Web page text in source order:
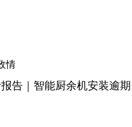
情
告｜智能厨余机安装逾